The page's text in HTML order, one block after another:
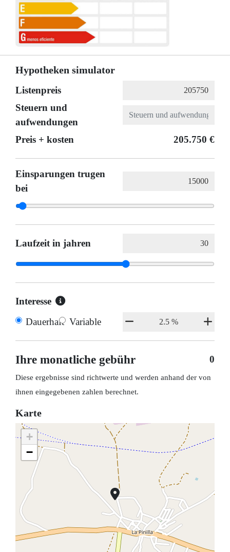
Hypotheken simulator
Listenpreis
Steuern und
aufwendungen
Preis + kosten
205.750 €
Einsparungen trugen
bei
Laufzeit in jahren
Interesse
Dauerhaft Variable
Ihre monatliche gebühr 0
Diese ergebnisse sind richtwerte und werden anhand der von
ihnen eingegebenen zahlen berechnet.
Karte
+
−